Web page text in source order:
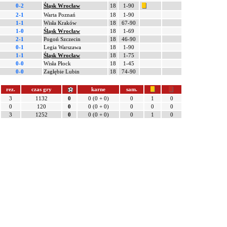
0-2 Śląsk Wrocław 18
1-90
2-1
Warta Poznań 18
1-90
1-1
Wisła Kraków 18
67-90
1-0
Śląsk Wrocław 18
1-69
2-1
Pogoń Szczecin 18
46-90
0-1
Legia Warszawa 18
1-90
1-1
Śląsk Wrocław 18
1-75
0-0
Wisła Płock 18
1-45
0-0
Zagłębie Lubin 18 74-90
rez. czas gry karne
sam.
3
1132 0 0 (0 + 0) 0 1
0
0
120 0 0 (0 + 0) 0 0
0
3
1252 0 0 (0 + 0) 0 1 0